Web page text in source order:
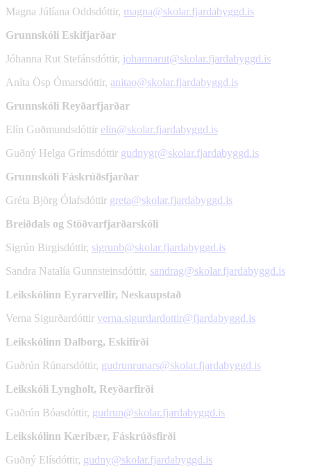
Magna Júlíana Oddsdóttir, magna@skolar.fjardabyggd.is
Grunnskóli Eskifjarðar
Jóhanna Rut Stefánsdóttir, johannarut@skolar.fjardabyggd.is
Aníta Ösp Ómarsdóttir, anitao@skolar.fjardabyggd.is
Grunnskóli Reyðarfjarðar
Elín Guðmundsdóttir elin@skolar.fjardabyggd.is
Guðný Helga Grímsdóttir gudnygr@skolar.fjardabyggd.is
Grunnskóli Fáskrúðsfjarðar
Gréta Björg Ólafsdóttir greta@skolar.fjardabyggd.is
Breiðdals og Stöðvarfjarðarskóli
Sigrún Birgisdóttir, sigrunb@skolar.fjardabyggd.is
Sandra Natalía Gunnsteinsdóttir, sandrag@skolar.fjardabyggd.is
Leikskólinn Eyrarvellir, Neskaupstað
Verna Sigurðardóttir verna.sigurdardottir@fjardabyggd.is
Leikskólinn Dalborg, Eskifirði
Guðrún Rúnarsdóttir, gudrunrunars@skolar.fjardabyggd.is
Leikskóli Lyngholt, Reyðarfirði
Guðrún Bóasdóttir, gudrun@skolar.fjardabyggd.is
Leikskólinn Kæribær, Fáskrúðsfirði
Guðný Elísdóttir, gudny@skolar.fjardabyggd.is